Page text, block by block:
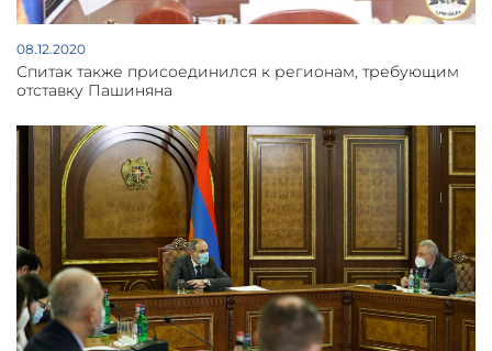
08.12.2020
Спитак также присоединился к регионам, требующим
отставку Пашиняна